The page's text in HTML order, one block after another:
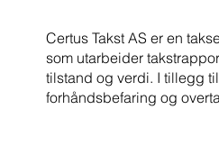
Certus Takst AS er en
som utarbeider
tilstand og verdi. I tillegg
forhåndsbefaring og